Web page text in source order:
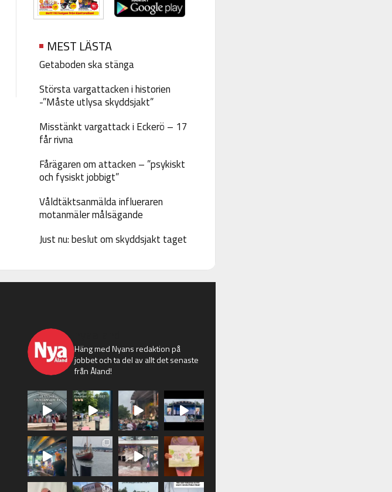
MEST LÄSTA
Getaboden ska stänga
Största vargattacken i historien
-”Måste utlysa skyddsjakt”
Misstänkt vargattack i Eckerö – 17
får rivna
Fårägaren om attacken – ”psykiskt
och fysiskt jobbigt”
Våldtäktsanmälda influeraren
motanmäler målsägande
Just nu: beslut om skyddsjakt taget
Häng med Nyans redaktion på
jobbet och ta del av allt det senaste
från Åland!